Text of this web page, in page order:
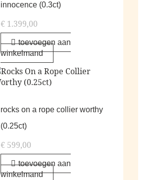
innocence (0.3ct)
€ 1.399,00
toevoegen aan
winkelmand
rocks on a rope collier worthy
(0.25ct)
€ 599,00
toevoegen aan
winkelmand